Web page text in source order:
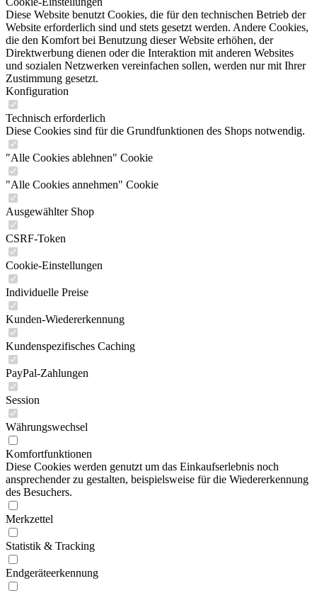
Diese Website benutzt Cookies, die für den technischen Betrieb der
Website erforderlich sind und stets gesetzt werden. Andere Cookies,
die den Komfort bei Benutzung dieser Website erhöhen, der
Direktwerbung dienen oder die Interaktion mit anderen Websites
und sozialen Netzwerken vereinfachen sollen, werden nur mit Ihrer
Zustimmung gesetzt.
Konfiguration
Technisch erforderlich
Diese Cookies sind für die Grundfunktionen des Shops notwendig.
"Alle Cookies ablehnen" Cookie
"Alle Cookies annehmen" Cookie
Ausgewählter Shop
CSRF-Token
Cookie-Einstellungen
Individuelle Preise
Kunden-Wiedererkennung
Kundenspezifisches Caching
PayPal-Zahlungen
Session
Währungswechsel
Komfortfunktionen
Diese Cookies werden genutzt um das Einkaufserlebnis noch
ansprechender zu gestalten, beispielsweise für die Wiedererkennung
des Besuchers.
Merkzettel
Statistik & Tracking
Endgeräteerkennung